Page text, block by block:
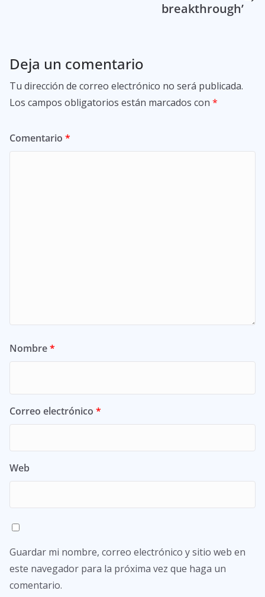
breakthrough’
Deja un comentario
Tu dirección de correo electrónico no será publicada.
Los campos obligatorios están marcados con *
Comentario *
Nombre*
Correo electrónico *
Web
Guardar mi nombre, correo electrónico y sitio web en
este navegador para la próxima vez que haga un
comentario.